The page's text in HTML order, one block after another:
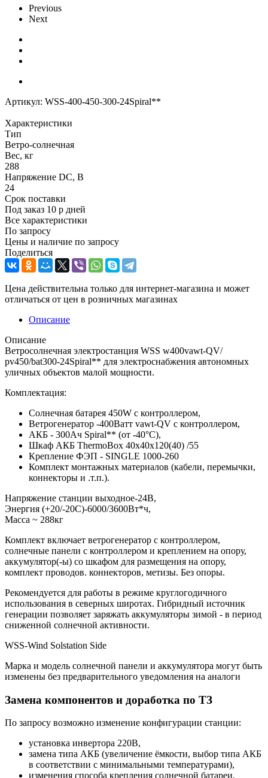
Previous
Next
Артикул: WSS-400-450-300-24Spiral**
Характеристики
Тип
Ветро-солнечная
Вес, кг
288
Напряжение DC, В
24
Срок поставки
Под заказ 10 р дней
Все характеристики
По запросу
Цены и наличие по запросу
Поделиться
Цена действительна только для интернет-магазина и может
отличаться от цен в розничных магазинах
Описание
Описание
Ветросолнечная электростанция WSS w400vawt-QV/
pv450/bat300-24Spiral** для электроснабжения автономных
уличных объектов малой мощности.
Комплектация:
Солнечная батарея 450W с контроллером,
Ветрогенератор -400Ватт vawt-QV с контроллером,
АКБ - 300Ач Spiral** (от -40°С),
Шкаф АКБ ThermoBox 40x40x120(40) /55
Крепление ФЭП - SINGLE 1000-260
Комплект монтажных материалов (кабели, перемычки,
коннекторы и .т.п.).
Напряжение станции выходное-24В,
Энергия (+20/-20С)-6000/3600Вт*ч,
Масcа ~ 288кг
Комплект включает ветрогенератор с контроллером,
солнечные панели с контроллером и креплением на опору,
аккумулятор(-ы) со шкафом для размещения на опору,
комплект проводов. коннекторов, метизы. Без опоры.
Рекомендуется для работы в режиме круглогодичного
использования в северных широтах. Гибридный источник
генерации позволяет заряжать аккумуляторы зимой - в период
сниженной солнечной активности.
WSS-Wind Solstation Side
Марка и модель солнечной панели и аккумулятора могут быть
изменены без предварительного уведомления на аналоги
Замена компонентов и доработка по ТЗ
По запросу возможно изменение конфигурации станции:
установка инвертора 220В,
замена типа АКБ (увеличение ёмкости, выбор типа АКБ
в соответствии с минимальными температурами),
изменения способа крепления солнечной батареи,